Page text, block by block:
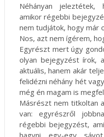
Néhányan jeleztétek,
amikor régebbi
nem tudjátok, hogy már
Nos, azt nem ígérem,
Egyrészt mert úgy
olyan bejegyzést írok,
aktuális, hanem akár
felidézni néhány hét
még én magam is
Másrészt nem titkoltan
van: egyrészről
régebbi bejegyzést,
hagyni egy-egy